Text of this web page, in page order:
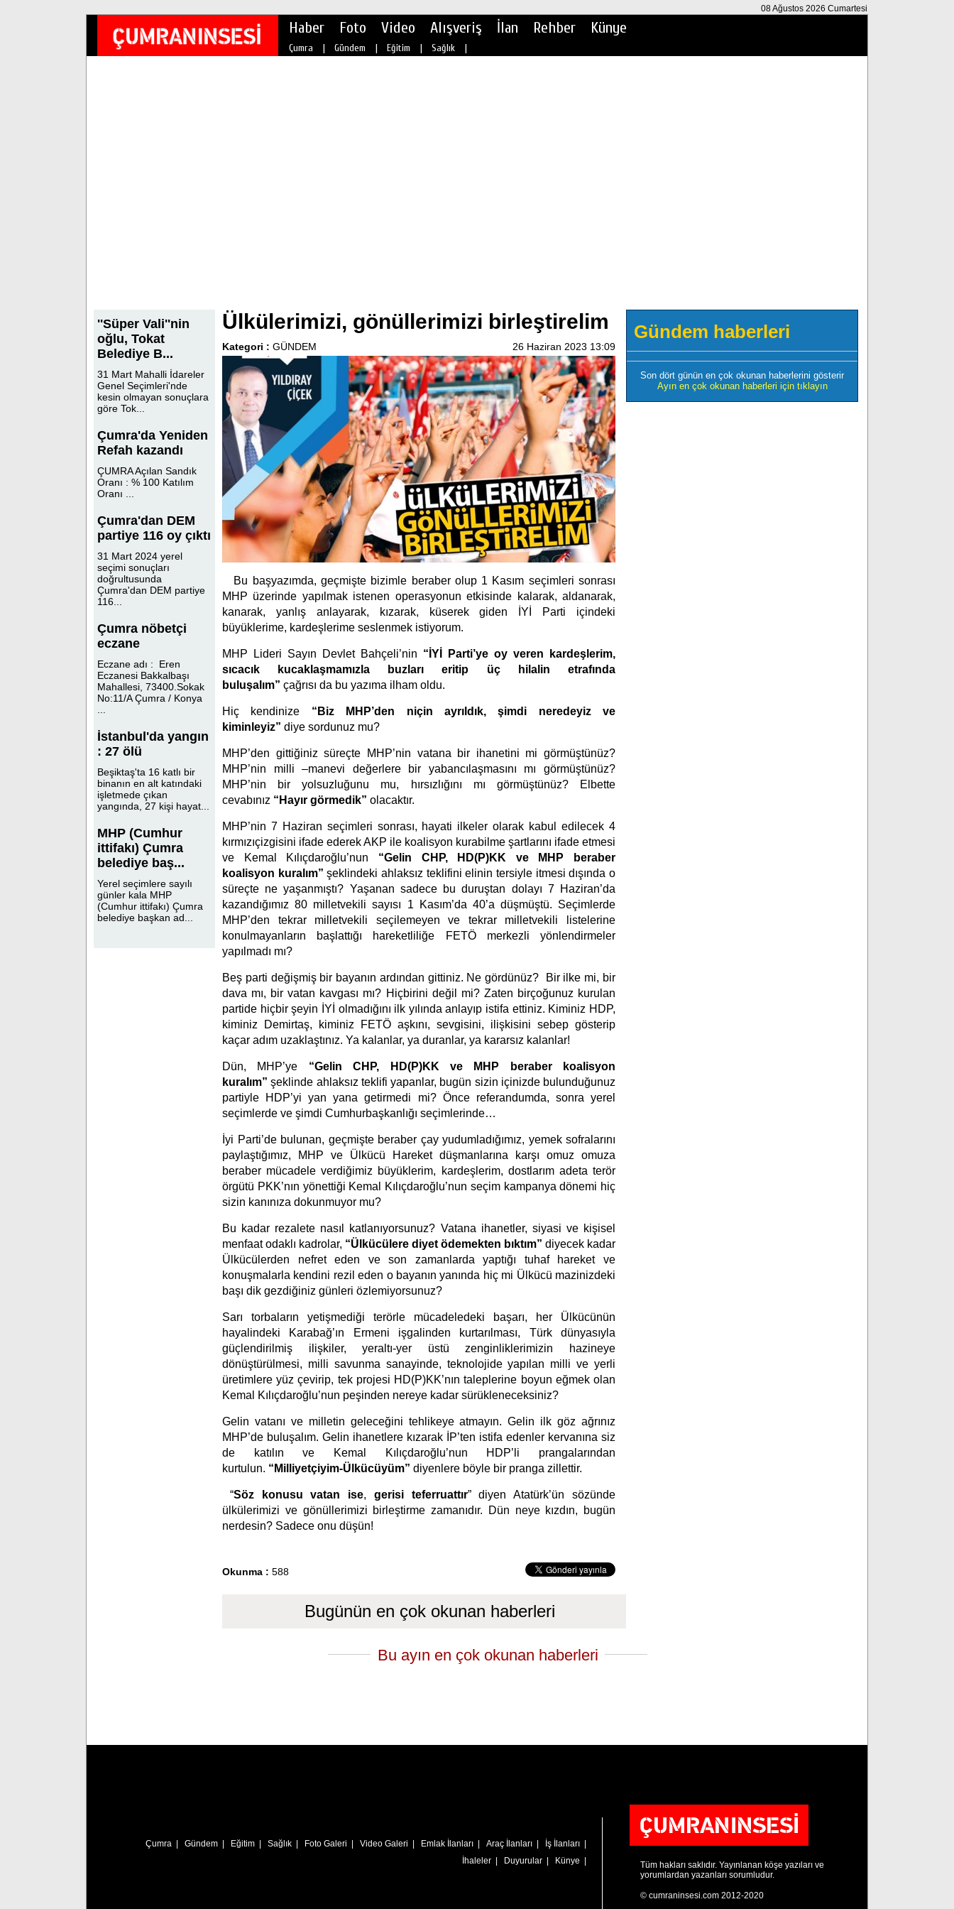
08 Ağustos 2026 Cumartesi
Haber Foto Video Alışveriş İlan Rehber Künye
Çumra | Gündem | Eğitim | Sağlık |
''Süper Vali''nin
oğlu, Tokat
Belediye B...
31 Mart Mahalli İdareler
Genel Seçimleri'nde
kesin olmayan sonuçlara
göre Tok...
Çumra'da Yeniden
Refah kazandı
ÇUMRA Açılan Sandık
Oranı : % 100 Katılım
Oranı ...
Çumra'dan DEM
partiye 116 oy çıktı
31 Mart 2024 yerel
seçimi sonuçları
doğrultusunda
Çumra'dan DEM partiye
116...
Çumra nöbetçi
eczane
Eczane adı : Eren
Eczanesi Bakkalbaşı
Mahallesi, 73400.Sokak
No:11/A Çumra / Konya
İstanbul'da yangın
: 27 ölü
Beşiktaş'ta 16 katlı bir
binanın en alt katındaki
işletmede çıkan
yangında, 27 kişi hayat...
MHP (Cumhur
ittifakı) Çumra
belediye baş...
Yerel seçimlere sayılı
günler kala MHP
(Cumhur ittifakı) Çumra
belediye başkan ad...
Ülkülerimizi, gönüllerimizi birleştirelim
Kategori : GÜNDEM 26 Haziran 2023 13:09
Bu başyazımda, geçmişte bizimle beraber olup 1 Kasım seçimleri sonrası
MHP üzerinde yapılmak istenen operasyonun etkisinde kalarak, aldanarak,
kanarak, yanlış anlayarak, kızarak, küserek giden İYİ Parti içindeki
büyüklerime, kardeşlerime seslenmek istiyorum.
MHP Lideri Sayın Devlet Bahçeli’nin “İYİ Parti’ye oy veren kardeşlerim,
sıcacık kucaklaşmamızla buzları eritip üç hilalin etrafında
buluşalım” çağrısı da bu yazıma ilham oldu.
Hiç kendinize “Biz MHP’den niçin ayrıldık, şimdi neredeyiz ve
kiminleyiz” diye sordunuz mu?
MHP’den gittiğiniz süreçte MHP’nin vatana bir ihanetini mi görmüştünüz?
MHP’nin milli –manevi değerlere bir yabancılaşmasını mı görmüştünüz?
MHP’nin bir yolsuzluğunu mu, hırsızlığını mı görmüştünüz? Elbette
cevabınız “Hayır görmedik” olacaktır.
MHP’nin 7 Haziran seçimleri sonrası, hayati ilkeler olarak kabul edilecek 4
kırmızıçizgisini ifade ederek AKP ile koalisyon kurabilme şartlarını ifade etmesi
ve Kemal Kılıçdaroğlu’nun “Gelin CHP, HD(P)KK ve MHP beraber
koalisyon kuralım” şeklindeki ahlaksız teklifini elinin tersiyle itmesi dışında o
süreçte ne yaşanmıştı? Yaşanan sadece bu duruştan dolayı 7 Haziran’da
kazandığımız 80 milletvekili sayısı 1 Kasım’da 40’a düşmüştü. Seçimlerde
MHP’den tekrar milletvekili seçilemeyen ve tekrar milletvekili listelerine
konulmayanların başlattığı hareketliliğe FETÖ merkezli yönlendirmeler
yapılmadı mı?
Beş parti değişmiş bir bayanın ardından gittiniz. Ne gördünüz? Bir ilke mi, bir
dava mı, bir vatan kavgası mı? Hiçbirini değil mi? Zaten birçoğunuz kurulan
partide hiçbir şeyin İYİ olmadığını ilk yılında anlayıp istifa ettiniz. Kiminiz HDP,
kiminiz Demirtaş, kiminiz FETÖ aşkını, sevgisini, ilişkisini sebep gösterip
kaçar adım uzaklaştınız. Ya kalanlar, ya duranlar, ya kararsız kalanlar!
Dün, MHP’ye “Gelin CHP, HD(P)KK ve MHP beraber koalisyon
kuralım”şeklinde ahlaksız teklifi yapanlar, bugün sizin içinizde bulunduğunuz
partiyle HDP’yi yan yana getirmedi mi? Önce referandumda, sonra yerel
seçimlerde ve şimdi Cumhurbaşkanlığı seçimlerinde…
İyi Parti’de bulunan, geçmişte beraber çay yudumladığımız, yemek sofralarını
paylaştığımız, MHP ve Ülkücü Hareket düşmanlarına karşı omuz omuza
beraber mücadele verdiğimiz büyüklerim, kardeşlerim, dostlarım adeta terör
örgütü PKK’nın yönettiği Kemal Kılıçdaroğlu’nun seçim kampanya dönemi hiç
sizin kanınıza dokunmuyor mu?
Bu kadar rezalete nasıl katlanıyorsunuz? Vatana ihanetler, siyasi ve kişisel
menfaat odaklı kadrolar, “Ülkücülere diyet ödemekten bıktım” diyecek kadar
Ülkücülerden nefret eden ve son zamanlarda yaptığı tuhaf hareket ve
konuşmalarla kendini rezil eden o bayanın yanında hiç mi Ülkücü mazinizdeki
başı dik gezdiğiniz günleri özlemiyorsunuz?
Sarı torbaların yetişmediği terörle mücadeledeki başarı, her Ülkücünün
hayalindeki Karabağ’ın Ermeni işgalinden kurtarılması, Türk dünyasıyla
güçlendirilmiş ilişkiler, yeraltı-yer üstü zenginliklerimizin hazineye
dönüştürülmesi, milli savunma sanayinde, teknolojide yapılan milli ve yerli
üretimlere yüz çevirip, tek projesi HD(P)KK’nın taleplerine boyun eğmek olan
Kemal Kılıçdaroğlu’nun peşinden nereye kadar sürükleneceksiniz?
Gelin vatanı ve milletin geleceğini tehlikeye atmayın. Gelin ilk göz ağrınız
MHP’de buluşalım. Gelin ihanetlere kızarak İP’ten istifa edenler kervanına siz
de katılın ve Kemal Kılıçdaroğlu’nun HDP’li prangalarından
kurtulun. “Milliyetçiyim-Ülkücüyüm” diyenlere böyle bir pranga zillettir.
“Söz konusu vatan ise, gerisi teferruattır” diyen Atatürk’ün sözünde
ülkülerimizi ve gönüllerimizi birleştirme zamanıdır. Dün neye kızdın, bugün
nerdesin? Sadece onu düşün!
Okunma : 588
Bugünün en çok okunan haberleri
Gündem haberleri
Son dört günün en çok okunan haberlerini gösterir
Ayın en çok okunan haberleri için tıklayın
Bu ayın en çok okunan haberleri
Çumra | Gündem | Eğitim | Sağlık | Foto Galeri | Video Galeri | Emlak İlanları | Araç İlanları | İş İlanları |
İhaleler | Duyurular | Künye |
Tüm hakları saklıdır. Yayınlanan köşe yazıları ve
yorumlardan yazanları sorumludur.
© cumraninsesi.com 2012-2020